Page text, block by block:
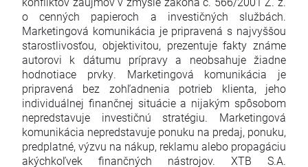
o cenných papieroch a investičných službách.
Marketingová komunikácia je pripravená s najvyššou
starostlivosťou, objektivitou, prezentuje fakty známe
autorovi k dátumu prípravy a neobsahuje žiadne
hodnotiace prvky. Marketingová komunikácia je
pripravená bez zohľadnenia potrieb klienta, jeho
individuálnej finančnej situácie a nijakým spôsobom
nepredstavuje investičnú stratégiu. Marketingová
komunikácia nepredstavuje ponuku na predaj, ponuku,
predplatné, výzvu na nákup, reklamu alebo propagáciu
akýchkoľvek finančných nástrojov. XTB S.A.